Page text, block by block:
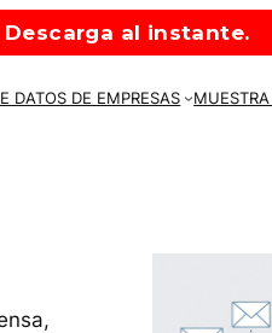
al instante.
DATOS DE EMPRESAS